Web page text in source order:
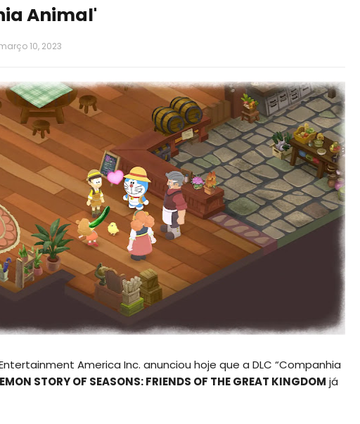
Animal'
10, 2023
America Inc. anunciou hoje que a DLC “Companhia
STORY OF SEASONS: FRIENDS OF THE GREAT KINGDOM já